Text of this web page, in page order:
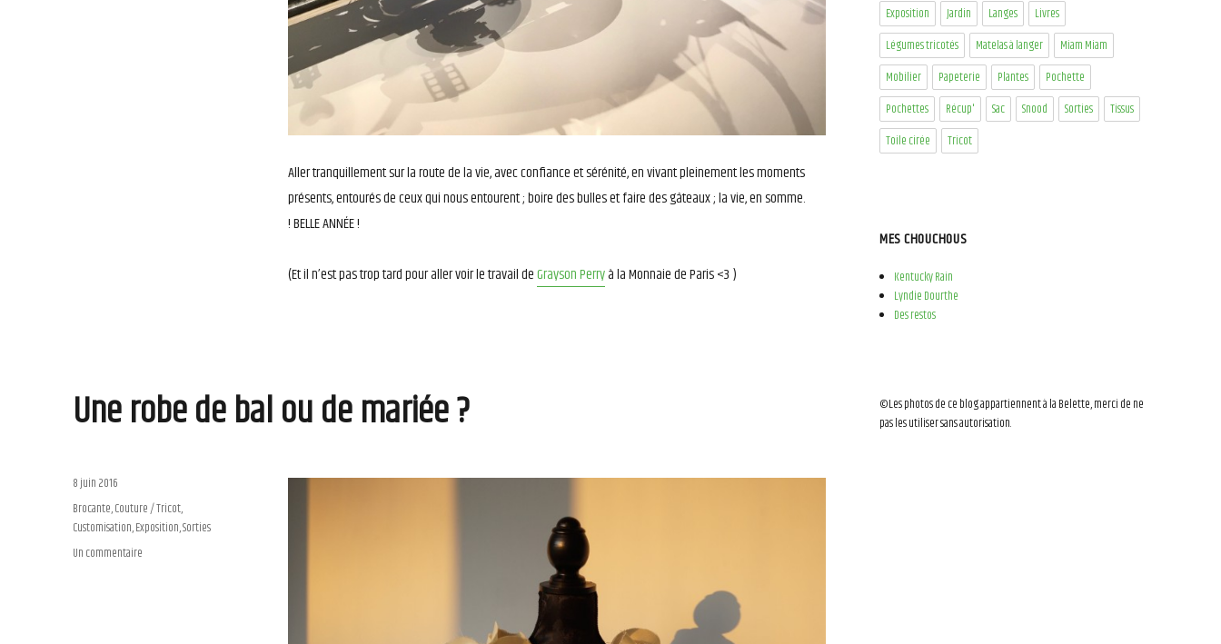
Aller tranquillement sur la route de la vie, avec confiance et sérénité, en vivant pleinement les moments
présents, entourés de ceux qui nous entourent ; boire des bulles et faire des gâteaux ; la vie, en somme.
! BELLE ANNÉE !
(Et il n’est pas trop tard pour aller voir le travail deGrayson Perryà la Monnaie de Paris <3 )
Une robe de bal ou de mariée ?
Publié
le
8 juin 2016
Catégories
Brocante,Couture / Tricot,
Customisation,Exposition,Sorties
Un commentaire
Exposition
Jardin Langes
Livres
Légumes tricotés
Matelas à langer
Miam Miam
Mobilier
Papeterie Plantes
Pochette
Pochettes
Récup' Sac Snood Sorties
Tissus
Toile cirée
Tricot
MES CHOUCHOUS
Kentucky Rain
Lyndie Dourthe
Des restos
©Les photos de ce blog appartiennent à la Belette, merci de ne
pas les utiliser sans autorisation.